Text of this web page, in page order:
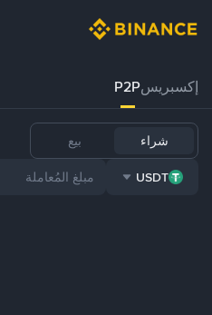
إكسبريسP2P
شراء بيع
USDT